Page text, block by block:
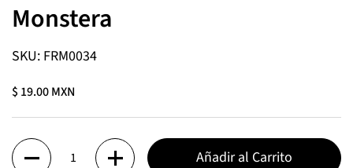
Monstera
SKU: FRM0034
$ 19.00 MXN
Cantidad
Añadir al Carrito